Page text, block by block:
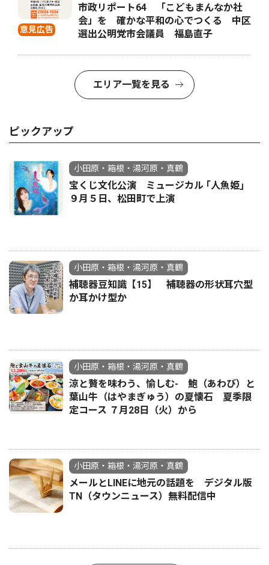
意見広告
市政リポート64 「こどもまんなか社
会」を 確かな平和の心でつくる 中区
選出公明党市会議員 福島直子
エリア一覧を見る
ピックアップ
小田原・箱根・湯河原・真鶴
宝くじ文化公演 ミュージカル ｢人魚姫｣
９月５日、松田町で上演
小田原・箱根・湯河原・真鶴
補聴器豆知識【15】 補聴器の形状耳穴型
か耳かけ型か
小田原・箱根・湯河原・真鶴
涼と贅を味わう、愉しむ- 鮑（あわび）と
葉山牛（はやまぎゅう）の夏懐石 夏季限
定コース ７月28日（火）から
小田原・箱根・湯河原・真鶴
メールとLINEに地元の話題を デジタル版
TN（タウンニュース）無料配信中